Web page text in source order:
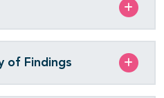
of Findings